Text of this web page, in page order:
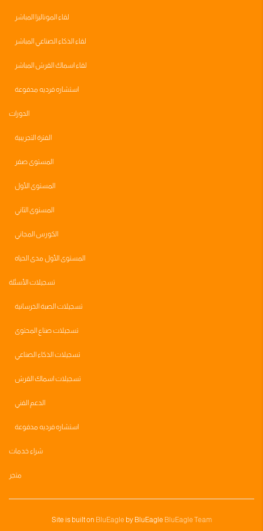
لقاء الموناليزا المباشر
لقاء الذكاء الصناعي المباشر
لقاء اسماك القرش المباشر
استشاره فرديه مدفوعة
الدورات
الفترة التجريبية
المستوى صفر
المستوى الأول
المستوى الثاني
الكورس المجاني
المستوى الأول مدى الحياه
تسجيلات الأسئلة
تسجيلات الصبة الخرسانية
تسجيلات صناع المحتوى
تسجيلات الذكاء الصناعي
تسجيلات اسماك القرش
الدعم الفني
استشاره فرديه مدفوعة
شراء خدمات
متجر
Site is built on BluEagle by BluEagle BluEagle Team